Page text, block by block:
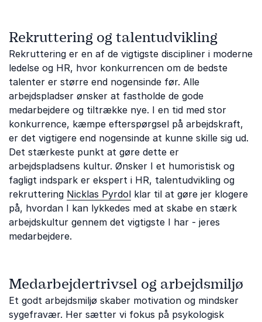
Rekruttering og talentudvikling
Rekruttering er en af de vigtigste discipliner i moderne
ledelse og HR, hvor konkurrencen om de bedste
talenter er større end nogensinde før. Alle
arbejdspladser ønsker at fastholde de gode
medarbejdere og tiltrække nye. I en tid med stor
konkurrence, kæmpe efterspørgsel på arbejdskraft,
er det vigtigere end nogensinde at kunne skille sig ud.
Det stærkeste punkt at gøre dette er
arbejdspladsens kultur. Ønsker I et humoristisk og
fagligt indspark er ekspert i HR, talentudvikling og
rekruttering Nicklas Pyrdol klar til at gøre jer klogere
på, hvordan I kan lykkedes med at skabe en stærk
arbejdskultur gennem det vigtigste I har - jeres
medarbejdere.
Medarbejdertrivsel og arbejdsmiljø
Et godt arbejdsmiljø skaber motivation og mindsker
sygefravær. Her sætter vi fokus på psykologisk